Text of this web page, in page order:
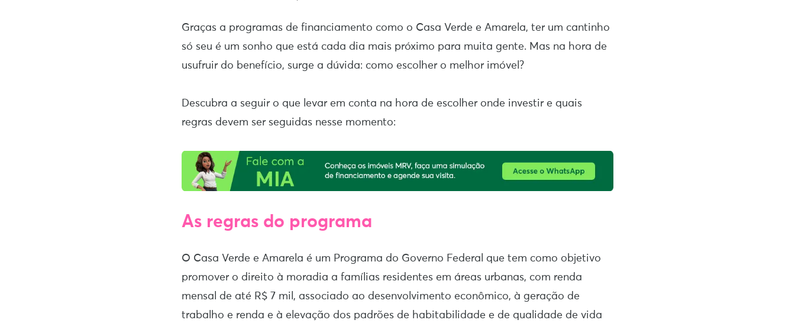
Graças a programas de financiamento como o Casa Verde e Amarela, ter um cantinho
só seu é um sonho que está cada dia mais próximo para muita gente. Mas na hora de
usufruir do benefício, surge a dúvida: como escolher o melhor imóvel?
Descubra a seguir o que levar em conta na hora de escolher onde investir e quais
regras devem ser seguidas nesse momento:
As regras do programa
O Casa Verde e Amarela é um Programa do Governo Federal que tem como objetivo
promover o direito à moradia a famílias residentes em áreas urbanas, com renda
mensal de até R$ 7 mil, associado ao desenvolvimento econômico, à geração de
trabalho e renda e à elevação dos padrões de habitabilidade e de qualidade de vida